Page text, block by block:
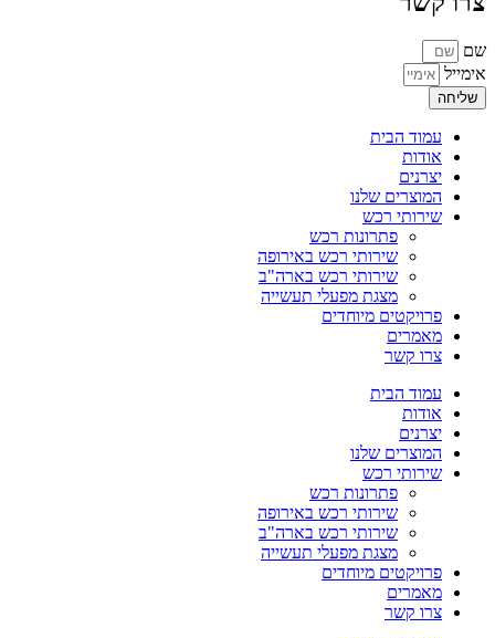
שם
אימייל
שליחה
עמוד הבית
אודות
יצרנים
המוצרים שלנו
שירותי רכש
פתרונות רכש
שירותי רכש באירופה
שירותי רכש בארה"ב
מצגת מפעלי תעשייה
פרויקטים מיוחדים
מאמרים
צרו קשר
עמוד הבית
אודות
יצרנים
המוצרים שלנו
שירותי רכש
פתרונות רכש
שירותי רכש באירופה
שירותי רכש בארה"ב
מצגת מפעלי תעשייה
פרויקטים מיוחדים
מאמרים
צרו קשר